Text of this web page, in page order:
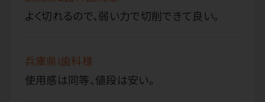
よく切れるので、弱い力で切削できて良い。
兵庫県I歯科様
使用感は同等、値段は安い。